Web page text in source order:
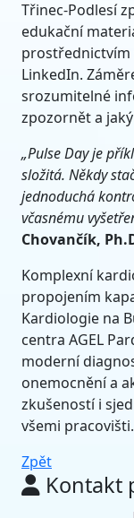
Třinec-Podlesí
edukační
prostřednictvím
LinkedIn.
srozumitelné
zpozornět a
„Pulse Day je
složitá. Někdy
jednoduchá
včasnému
Chovančík,
Komplexní
propojením
Kardiologie na
centra AGEL
moderní
onemocnění a
zkušeností i
všemi pracovišti.
Zpět
Kontakt